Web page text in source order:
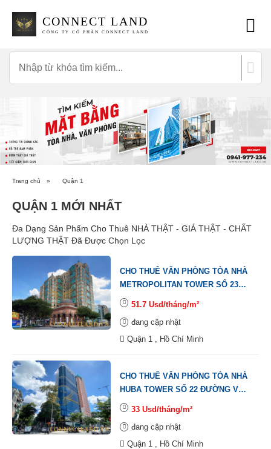
CONNECT LAND
CÔNG TY CỔ PHẦN CONNECT LAND
Trang chủ » Quận 1
QUẬN 1 MỚI NHẤT
Đa Dạng Sản Phẩm Cho Thuê NHÀ THẬT - GIÁ THẬT - CHẤT
LƯỢNG THẬT Đã Được Chọn Lọc
CHO THUÊ VĂN PHÒNG TÒA NHÀ
METROPOLITAN TOWER SỐ 235
ĐƯỜNG ĐỒNG KHỞI, PHƯỜNG
BẾN NGHÉ, QUẬN 1.
51.7 Usd/tháng/m²
đang cập nhật
Quận 1 , Hồ Chí Minh
CHO THUÊ VĂN PHÒNG TÒA NHÀ
HUBA TOWER SỐ 22 ĐƯỜNG VÕ
VĂN KIỆT, PHƯỜNG NGUYỄN
THÁI BÌNH, QUẬN 1.
33 Usd/tháng/m²
đang cập nhật
Quận 1 , Hồ Chí Minh